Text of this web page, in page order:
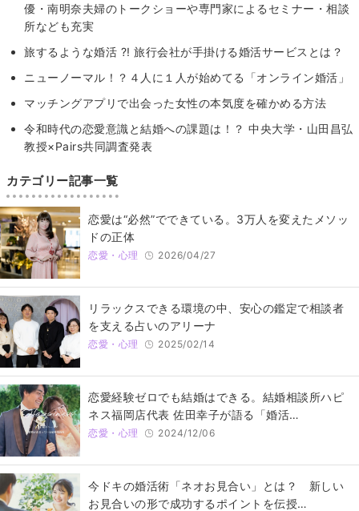
優・南明奈夫婦のトークショーや専門家によるセミナー・相談
所なども充実
旅するような婚活 ?! 旅行会社が手掛ける婚活サービスとは？
ニューノーマル！？４人に１人が始めてる「オンライン婚活」
マッチングアプリで出会った女性の本気度を確かめる方法
令和時代の恋愛意識と結婚への課題は！？ 中央大学・山田昌弘
教授×Pairs共同調査発表
カテゴリー記事一覧
恋愛は“必然”でできている。3万人を変えたメソッ
ドの正体
恋愛・心理 2026/04/27
リラックスできる環境の中、安心の鑑定で相談者
を支える占いのアリーナ
恋愛・心理 2025/02/14
恋愛経験ゼロでも結婚はできる。結婚相談所ハピ
ネス福岡店代表 佐田幸子が語る「婚活…
恋愛・心理 2024/12/06
今ドキの婚活術「ネオお見合い」とは？ 新しい
お見合いの形で成功するポイントを伝授…